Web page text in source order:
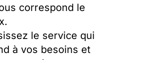
correspond le
le service qui
à vos besoins et